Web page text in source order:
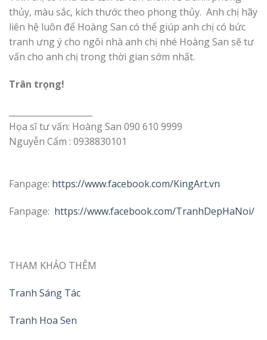
thủy, màu sắc, kích thước theo phong thủy. Anh chị hãy
liên hệ luôn để Hoàng San có thể giúp anh chị có bức
tranh ưng ý cho ngôi nhà anh chị nhé Hoàng San sẽ tư
vấn cho anh chị trong thời gian sớm nhất.
Trân trọng!
Họa sĩ tư vấn: Hoàng San 090 610 9999
Nguyễn Cẩm : 0938830101
Fanpage: https://www.facebook.com/KingArt.vn
Fanpage: https://www.facebook.com/TranhDepHaNoi/
THAM KHẢO THÊM
Tranh Sáng Tác
Tranh Hoa Sen